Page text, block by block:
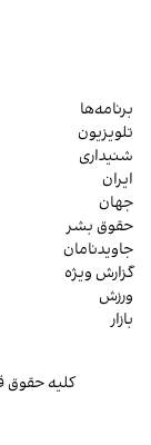
برنامه‌ها
تلویزیون
شنیداری
ایران
جهان
حقوق بشر
جاویدنامان
گزارش ویژه
ورزش
بازار
کلیه حقوق